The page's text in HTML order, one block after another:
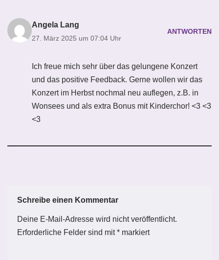
Angela Lang
27. März 2025 um 07:04 Uhr
ANTWORTEN
Ich freue mich sehr über das gelungene Konzert
und das positive Feedback. Gerne wollen wir das
Konzert im Herbst nochmal neu auflegen, z.B. in
Wonsees und als extra Bonus mit Kinderchor! <3 <3
<3
Schreibe einen Kommentar
Deine E-Mail-Adresse wird nicht veröffentlicht.
Erforderliche Felder sind mit* markiert